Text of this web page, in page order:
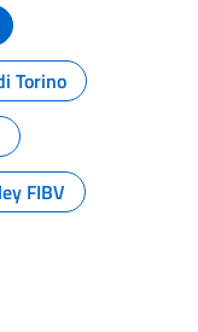
Torino
FIBV